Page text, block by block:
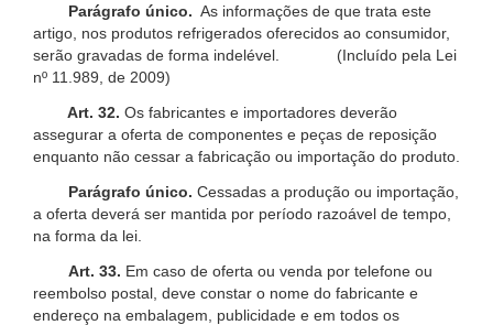
Parágrafo único. As informações de que trata este
artigo, nos produtos refrigerados oferecidos ao consumidor,
serão gravadas de forma indelével. (Incluído pela Lei
nº 11.989, de 2009)
Art. 32. Os fabricantes e importadores deverão
assegurar a oferta de componentes e peças de reposição
enquanto não cessar a fabricação ou importação do produto.
Parágrafo único. Cessadas a produção ou importação,
a oferta deverá ser mantida por período razoável de tempo,
na forma da lei.
Art. 33. Em caso de oferta ou venda por telefone ou
reembolso postal, deve constar o nome do fabricante e
endereço na embalagem, publicidade e em todos os